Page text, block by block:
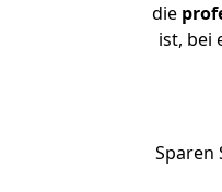
die
ist, bei
Sparen